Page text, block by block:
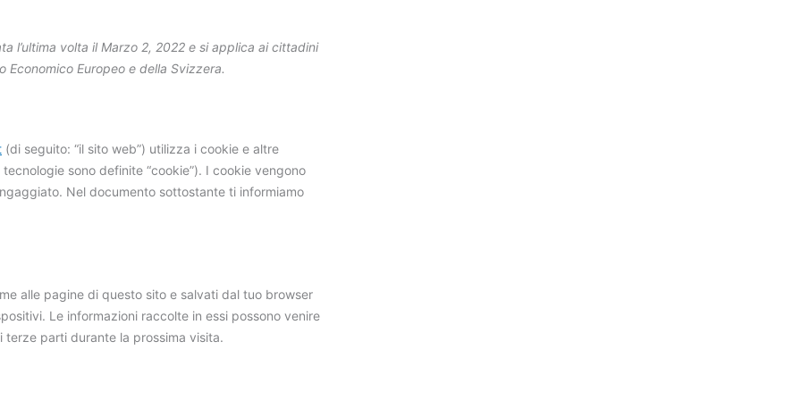
l’ultima volta il Marzo 2, 2022 e si applica ai cittadini
Europeo e della Svizzera.
(di seguito: “il sito web”) utilizza i cookie e altre
sono definite “cookie”). I cookie vengono
Nel documento sottostante ti informiamo
alle pagine di questo sito e salvati dal tuo browser
Le informazioni raccolte in essi possono venire
parti durante la prossima visita.